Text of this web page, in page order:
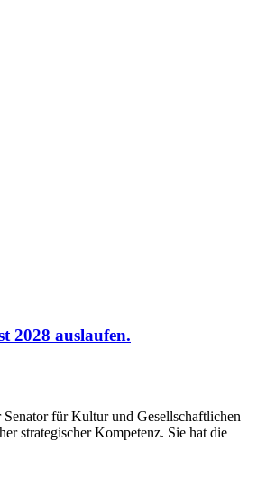
2028 auslaufen.
für Kultur und Gesellschaftlichen
strategischer Kompetenz. Sie hat die